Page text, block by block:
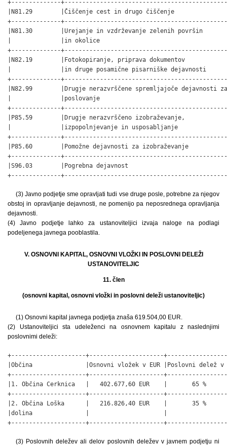
(3) Javno podjetje sme opravljati tudi vse druge posle, potrebne za njegov
obstoj in opravljanje dejavnosti, ne pomenijo pa neposrednega opravljanja
dejavnosti.
(4) Javno podjetje lahko za ustanoviteljici izvaja naloge na podlagi
podeljenega javnega pooblastila.
V. OSNOVNI KAPITAL, OSNOVNI VLOŽKI IN POSLOVNI DELEŽI
USTANOVITELJIC
11. člen
(osnovni kapital, osnovni vložki in poslovni deleži ustanoviteljic)
(1) Osnovni kapital javnega podjetja znaša 619.504,00 EUR.
(2) Ustanoviteljici sta udeleženci na osnovnem kapitalu z naslednjimi
poslovnimi deleži:
+---------------------+---------------------
|Občina               |Osnovni vložek v EUR |Poslovni delež v
+---------------------+---------------------
|1. Občina Cerknica   |   402.677,60 EUR    |       65 %
+---------------------+---------------------
|2. Občina Loška      |   216.826,40 EUR    |       35 %
|dolina               |                     |
+---------------------+---------------------
(3) Poslovnih deležev ali delov poslovnih deležev v javnem podjetju ni